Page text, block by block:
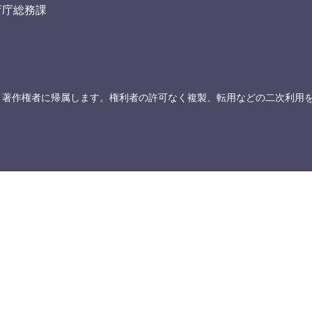
総務課
作権者に帰属します。権利者の許可なく複製、転用などの二次利用